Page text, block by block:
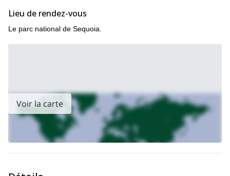
Lieu de rendez-vous
Le parc national de Sequoia.
Voir la carte